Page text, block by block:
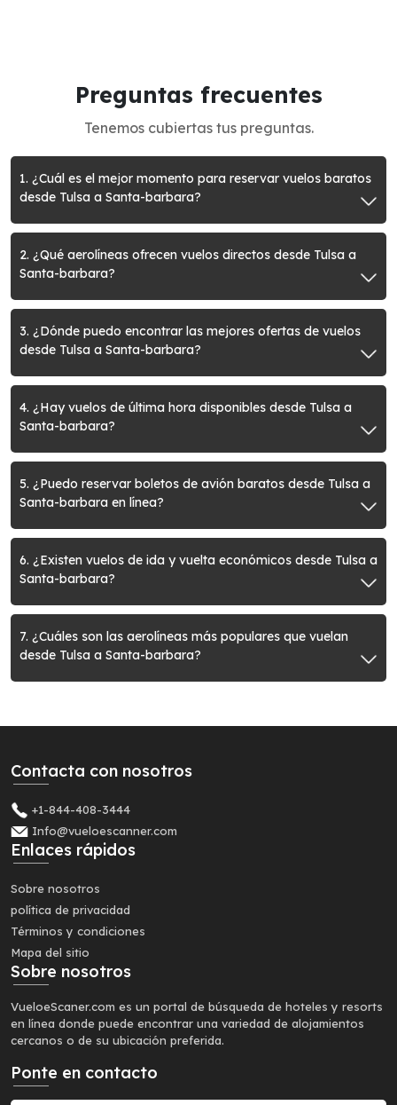
Preguntas frecuentes
Tenemos cubiertas tus preguntas.
1. ¿Cuál es el mejor momento para reservar vuelos baratos
desde Tulsa a Santa-barbara?
2. ¿Qué aerolíneas ofrecen vuelos directos desde Tulsa a
Santa-barbara?
3. ¿Dónde puedo encontrar las mejores ofertas de vuelos
desde Tulsa a Santa-barbara?
4. ¿Hay vuelos de última hora disponibles desde Tulsa a
Santa-barbara?
5. ¿Puedo reservar boletos de avión baratos desde Tulsa a
Santa-barbara en línea?
6. ¿Existen vuelos de ida y vuelta económicos desde Tulsa a
Santa-barbara?
7. ¿Cuáles son las aerolíneas más populares que vuelan
desde Tulsa a Santa-barbara?
Contacta con nosotros
+1-844-408-3444
Info@vueloescanner.com
Enlaces rápidos
Sobre nosotros
política de privacidad
Términos y condiciones
Mapa del sitio
Sobre nosotros
VueloeScaner.com es un portal de búsqueda de hoteles y resorts
en línea donde puede encontrar una variedad de alojamientos
cercanos o de su ubicación preferida.
Ponte en contacto